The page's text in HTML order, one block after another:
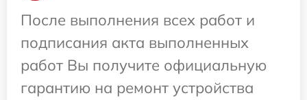
После выполнения всех работ и
подписания акта выполненных
работ Вы получите официальную
гарантию на ремонт устройства